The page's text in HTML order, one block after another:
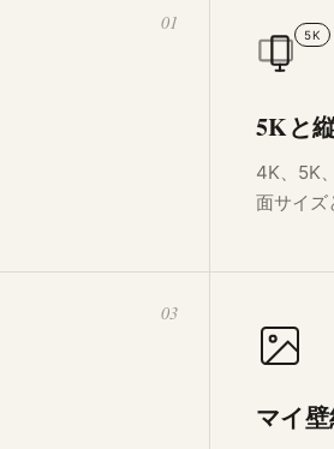
01
5K
5Kと
4K、5K
面サイズ
03
マイ